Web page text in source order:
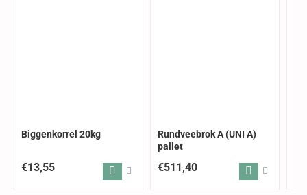
Biggenkorrel 20kg
€13,55
GRATIS VERZENDING
Rundveebrok A (UNI A)
pallet
€511,40